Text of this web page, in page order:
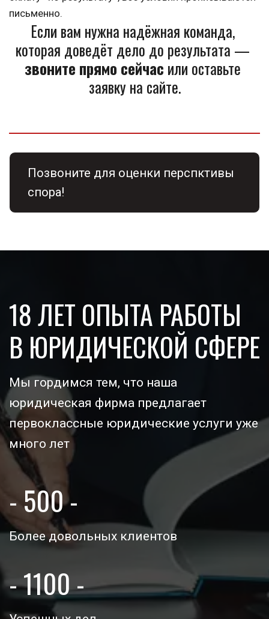
письменно.
Если вам нужна надёжная команда,
звоните прямо сейчас или оставьте
заявку на сайте.
Позвоните для оценки перспктивы
спора!
18 ЛЕТ ОПЫТА РАБОТЫ
В ЮРИДИЧЕСКОЙ СФЕРЕ
Мы гордимся тем, что наша
юридическая фирма предлагает
первоклассные юридические услуги уже
много лет
- 500 -
Более довольных клиентов
- 1100 -